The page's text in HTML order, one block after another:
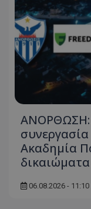
ΑΝΟΡΘΩΣΗ:
Ακαδημία
06.08.2026 - 11:10